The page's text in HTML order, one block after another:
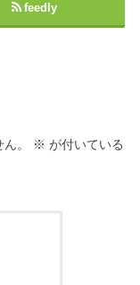
feedly
。 ※ が付いている